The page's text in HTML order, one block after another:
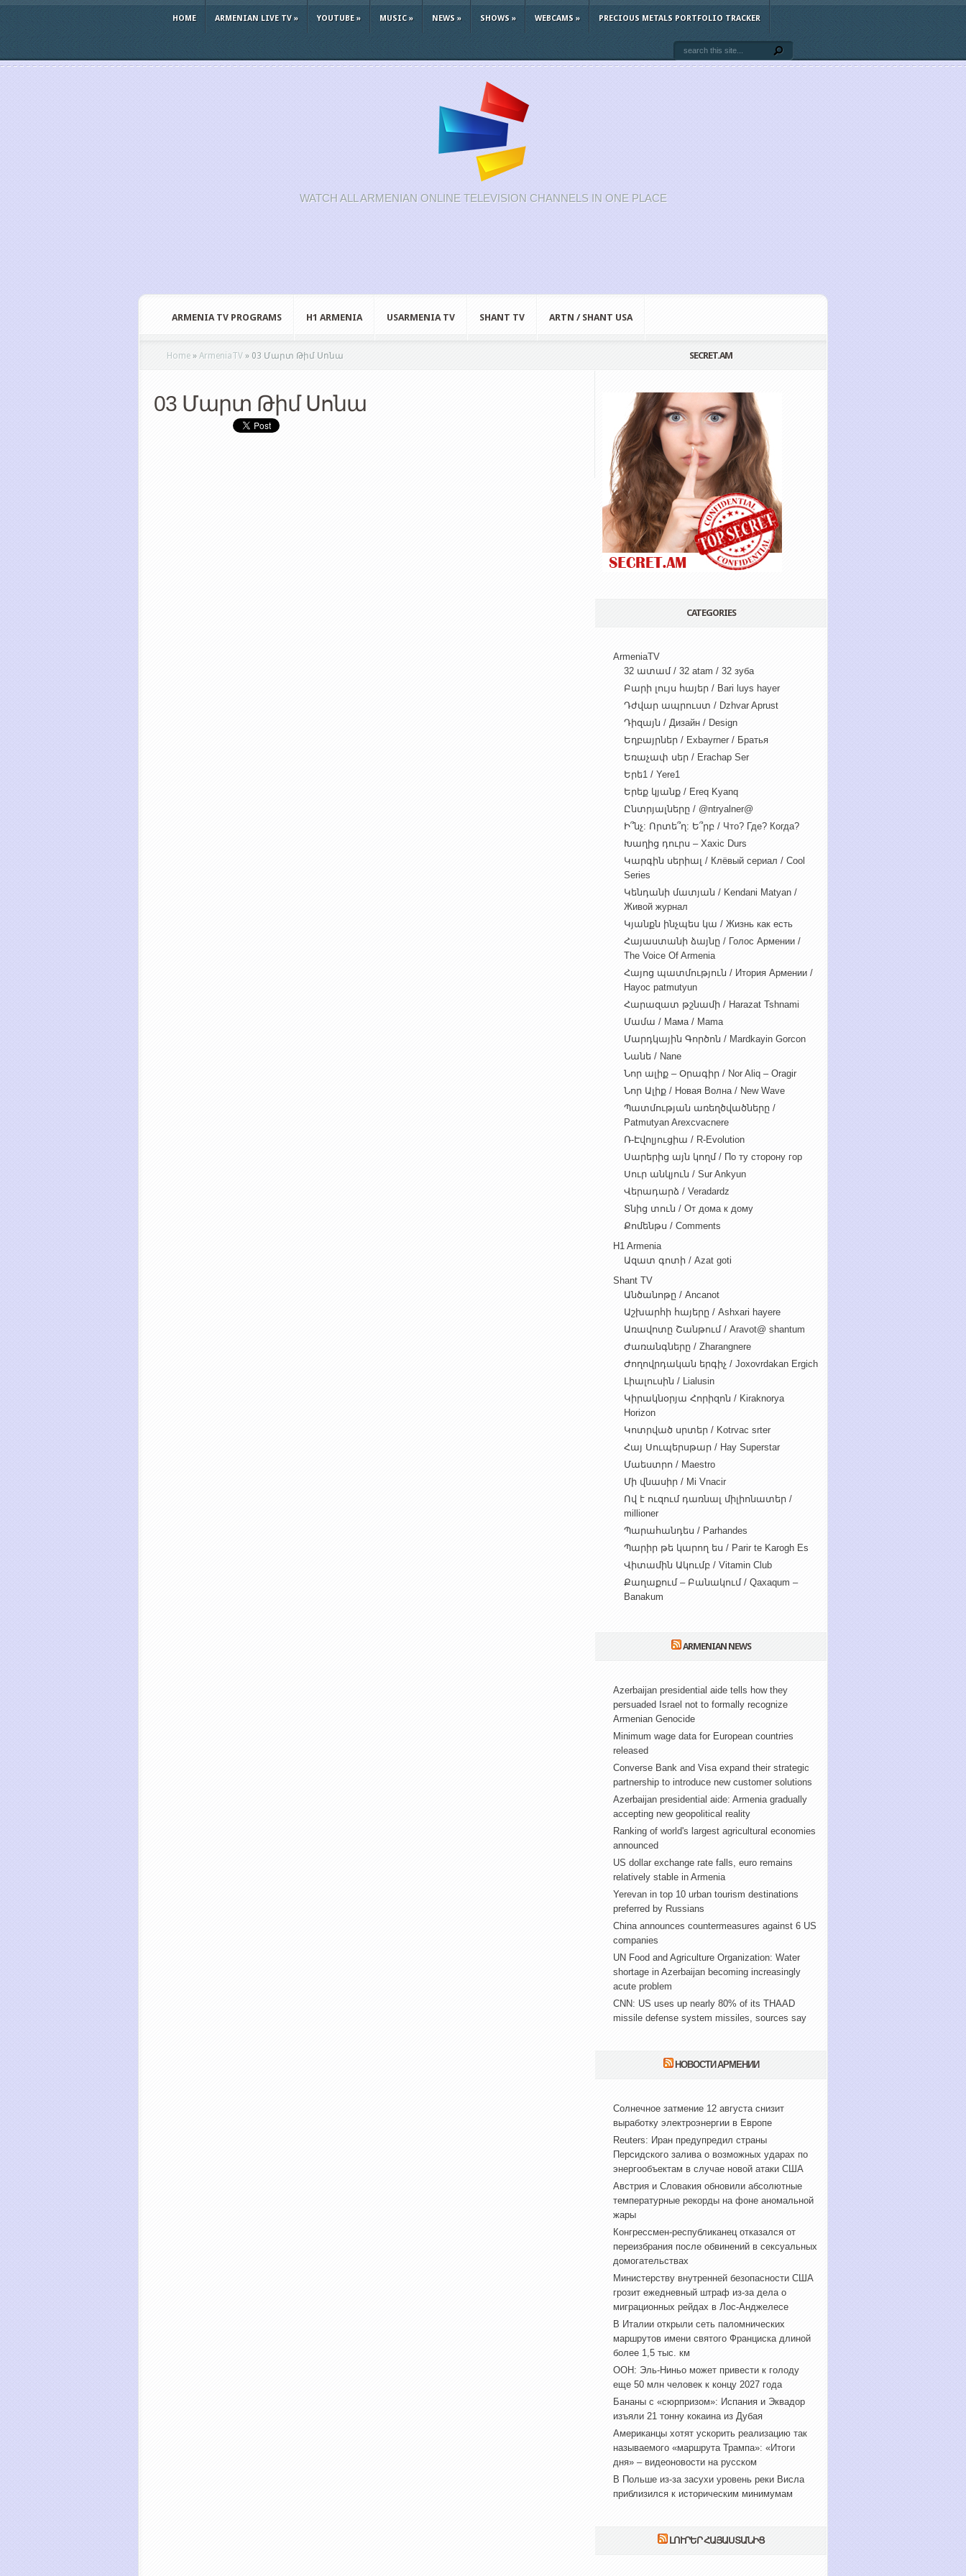
HOME ARMENIAN LIVE TV» YOUTUBE» MUSIC» NEWS » SHOWS » WEBCAMS » PRECIOUS METALS PORTFOLIO TRACKER
WATCH ALL ARMENIAN ONLINE TELEVISION CHANNELS IN ONE PLACE
ARMENIA TV PROGRAMS H1 ARMENIA USARMENIA TV SHANT TV ARTN / SHANT USA
Home » ArmeniaTV » 03 Մարտ Թիմ Սոնա
03 Մարտ Թիմ Սոնա
SECRET.AM
CATEGORIES
ArmeniaTV
32 ատամ / 32 atam / 32 зуба
Բարի լույս հայեր / Bari luys hayer
Դժվար ապրուստ / Dzhvar Aprust
Դիզայն / Дизайн / Design
Եղբայրներ / Exbayrner / Братья
Եռաչափ սեր / Erachap Ser
Երե1 / Yere1
Երեք կյանք / Ereq Kyanq
Ընտրյալները / @ntryalner@
Ի՞նչ: Որտե՞ղ: Ե՞րբ / Что? Где? Когда?
Խաղից դուրս – Xaxic Durs
Կարգին սերիալ / Клёвый сериал / Cool
Series
Կենդանի մատյան / Kendani Matyan /
Живой журнал
Կյանքն ինչպես կա / Жизнь как есть
Հայաստանի ձայնը / Голос Армении /
The Voice Of Armenia
Հայոց պատմություն / Итория Армении /
Hayoc patmutyun
Հարազատ թշնամի / Harazat Tshnami
Մամա / Мама / Mama
Մարդկային Գործոն / Mardkayin Gorcon
Նանե / Nane
Նոր ալիք – Օրագիր / Nor Aliq – Oragir
Նոր Ալիք / Новая Волна / New Wave
Պատմության առեղծվածները /
Patmutyan Arexcvacnere
Ռ-Էվոլյուցիա / R-Evolution
Սարերից այն կողմ / По ту сторону гор
Սուր անկյուն / Sur Ankyun
Վերադարձ / Veradardz
Տնից տուն / От дома к дому
Քոմենթս / Comments
H1 Armenia
Ազատ գոտի / Azat goti
Shant TV
Անծանոթը / Ancanot
Աշխարհի հայերը / Ashxari hayere
Առավոտը Շանթում / Aravot@ shantum
Ժառանգները / Zharangnere
Ժողովրդական երգիչ / Joxovrdakan Ergich
Լիալուսին / Lialusin
Կիրակնօրյա Հորիզոն / Kiraknorya
Horizon
Կոտրված սրտեր / Kotrvac srter
Հայ Սուպերսթար / Hay Superstar
Մաեստրո / Maestro
Մի վնասիր / Mi Vnacir
Ով է ուզում դառնալ միլիոնատեր /
millioner
Պարահանդես / Parhandes
Պարիր թե կարող ես / Parir te Karogh Es
Վիտամին Ակումբ / Vitamin Club
Քաղաքում – Բանակում / Qaxaqum –
Banakum
ARMENIAN NEWS
Azerbaijan presidential aide tells how they
persuaded Israel not to formally recognize
Armenian Genocide
Minimum wage data for European countries
released
Converse Bank and Visa expand their strategic
partnership to introduce new customer solutions
Azerbaijan presidential aide: Armenia gradually
accepting new geopolitical reality
Ranking of world's largest agricultural economies
announced
US dollar exchange rate falls, euro remains
relatively stable in Armenia
Yerevan in top 10 urban tourism destinations
preferred by Russians
China announces countermeasures against 6 US
companies
UN Food and Agriculture Organization: Water
shortage in Azerbaijan becoming increasingly
acute problem
CNN: US uses up nearly 80% of its THAAD
missile defense system missiles, sources say
НОВОСТИ АРМЕНИИ
Солнечное затмение 12 августа снизит
выработку электроэнергии в Европе
Reuters: Иран предупредил страны
Персидского залива о возможных ударах по
энергообъектам в случае новой атаки США
Австрия и Словакия обновили абсолютные
температурные рекорды на фоне аномальной
жары
Конгрессмен-республиканец отказался от
переизбрания после обвинений в сексуальных
домогательствах
Министерству внутренней безопасности США
грозит ежедневный штраф из-за дела о
миграционных рейдах в Лос-Анджелесе
В Италии открыли сеть паломнических
маршрутов имени святого Франциска длиной
более 1,5 тыс. км
ООН: Эль-Ниньо может привести к голоду
еще 50 млн человек к концу 2027 года
Бананы с «сюрпризом»: Испания и Эквадор
изъяли 21 тонну кокаина из Дубая
Американцы хотят ускорить реализацию так
называемого «маршрута Трампа»: «Итоги
дня» – видеоновости на русском
В Польше из-за засухи уровень реки Висла
приблизился к историческим минимумам
ԼՈՒՐԵՐ ՀԱՅԱՍՏԱՆԻՑ